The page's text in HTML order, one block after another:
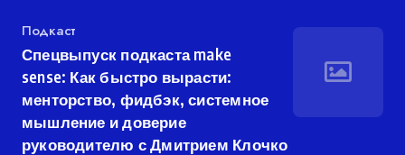
Категория
Подкаст
Спецвыпуск подкаста make
sense: Как быстро вырасти:
менторство, фидбэк, системное
мышление и доверие
руководителю с Дмитрием Клочко